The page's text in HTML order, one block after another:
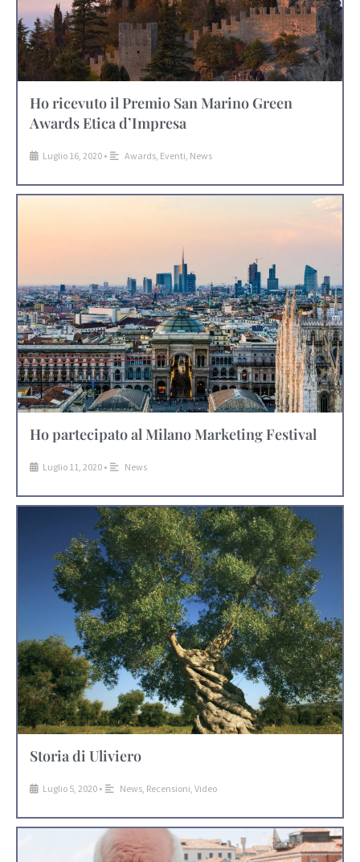
Ho ricevuto il Premio San Marino Green
Awards Etica d’Impresa
Luglio 16, 2020 • Awards, Eventi, News
Ho partecipato al Milano Marketing Festival
Luglio 11, 2020 • News
Storia di Uliviero
Luglio 5, 2020 • News Recensioni Video